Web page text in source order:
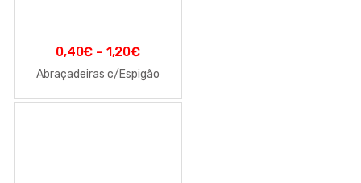
0,40€ – 1,20€
Abraçadeiras c/Espigão